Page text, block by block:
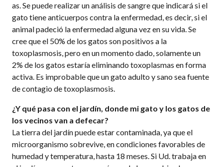
as. Se puede realizar un análisis de sangre que indicará si el
gato tiene anticuerpos contra la enfermedad, es decir, si el
animal padeció la enfermedad alguna vez en su vida. Se
cree que el 50% de los gatos son positivos a la
toxoplasmosis, pero en un momento dado, solamente un
2% de los gatos estarí­a eliminando toxoplasmas en forma
activa. Es improbable que un gato adulto y sano sea fuente
de contagio de toxoplasmosis.
¿Y qué pasa con el jardí­n, donde mi gato y los gatos de
los vecinos van a defecar?
La tierra del jardí­n puede estar contaminada, ya que el
microorganismo sobrevive, en condiciones favorables de
humedad y temperatura, hasta 18 meses. Si Ud. trabaja en